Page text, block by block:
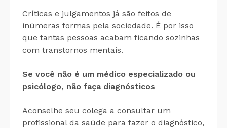
Críticas e julgamentos já são feitos de
inúmeras formas pela sociedade. É por isso
que tantas pessoas acabam ficando sozinhas
com transtornos mentais.
Se você não é um médico especializado ou
psicólogo, não faça diagnósticos
Aconselhe seu colega a consultar um
profissional da saúde para fazer o diagnóstico,